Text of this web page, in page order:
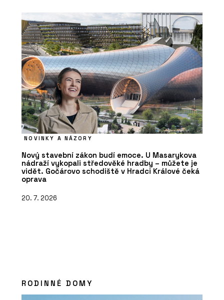
NOVINKY A NÁZORY
Nový stavební zákon budí emoce. U Masarykova
nádraží vykopali středověké hradby – můžete je
vidět. Gočárovo schodiště v Hradci Králové čeká
oprava
20. 7. 2026
RODINNÉ DOMY